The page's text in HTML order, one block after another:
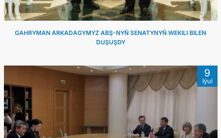
GAHRYMAN ARKADAGYMYZ ABŞ-NYŇ SENATYNYŇ WEKILI BILEN
DUŞUŞDY
9
Iýul